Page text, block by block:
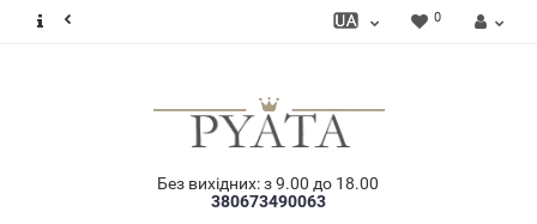
0
Без вихідних: з 9.00 до 18.00
380673490063